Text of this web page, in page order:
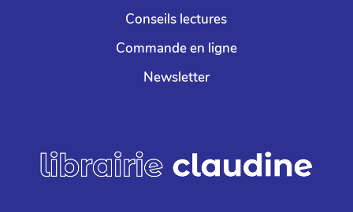
Conseils lectures
Commande en ligne
Newsletter